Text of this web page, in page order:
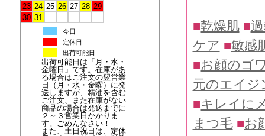
23 24 25 26 27 28 29
30 31
今日
定休日
出荷可能日
出荷可能日は「月・水・
金曜日」です。在庫があ
る場合はご注文の翌営業
日（月・水・金曜）に発
送しますが、精油を含む
ご注文、また在庫がない
商品の場合は発送までに
２～３営業日かかりま
す。ごめんなさい！
また、土日祝日は、定休
■乾燥肌■
ケア ■敏感
■お顔のゴ
元のエイジ
■キレイに
まつ毛■お